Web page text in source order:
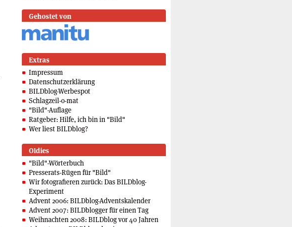
Gehostet von
Extras
Impressum
Datenschutzerklärung
BILDblog-Werbespot
Schlagzeil-o-mat
"Bild"-Auflage
Ratgeber: Hilfe, ich bin in "Bild"
Wer liest BILDblog?
Oldies
"Bild"-Wörterbuch
Presserats-Rügen für "Bild"
Wir fotografieren zurück: Das BILDblog-
Experiment
Advent 2006: BILDblog-Adventskalender
Advent 2007: BILDblogger für einen Tag
Weihnachten 2008: BILDblog vor 40 Jahren